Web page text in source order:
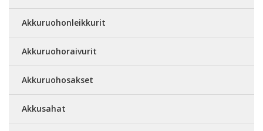
Akkuruohonleikkurit
Akkuruohoraivurit
Akkuruohosakset
Akkusahat